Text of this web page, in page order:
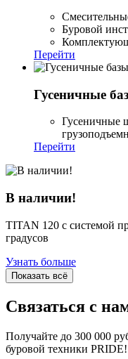
Буровой
Перейти
Гусеничные
Гусеничные
Перейти
В наличии!
TITAN 120 с системой
градусов
Узнать больше
Показать всё
Связаться с
Получайте до 300 000
буровой техники PRIDE!